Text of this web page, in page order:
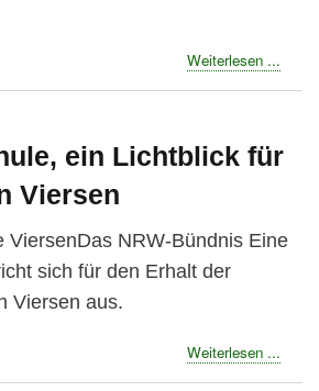
Weiterlesen ...
der
ein Lichtblick für
Viersen
Das NRW-Bündnis Eine
sich für den Erhalt der
Viersen aus.
Weiterlesen ...